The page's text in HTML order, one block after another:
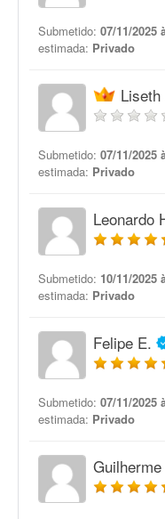
Submetido: 07/11/2025
estimada: Privado
Liseth
Submetido: 07/11/2025
estimada: Privado
Leonardo
Submetido: 10/11/2025
estimada: Privado
Felipe E.
Submetido: 07/11/2025
estimada: Privado
Guilherme